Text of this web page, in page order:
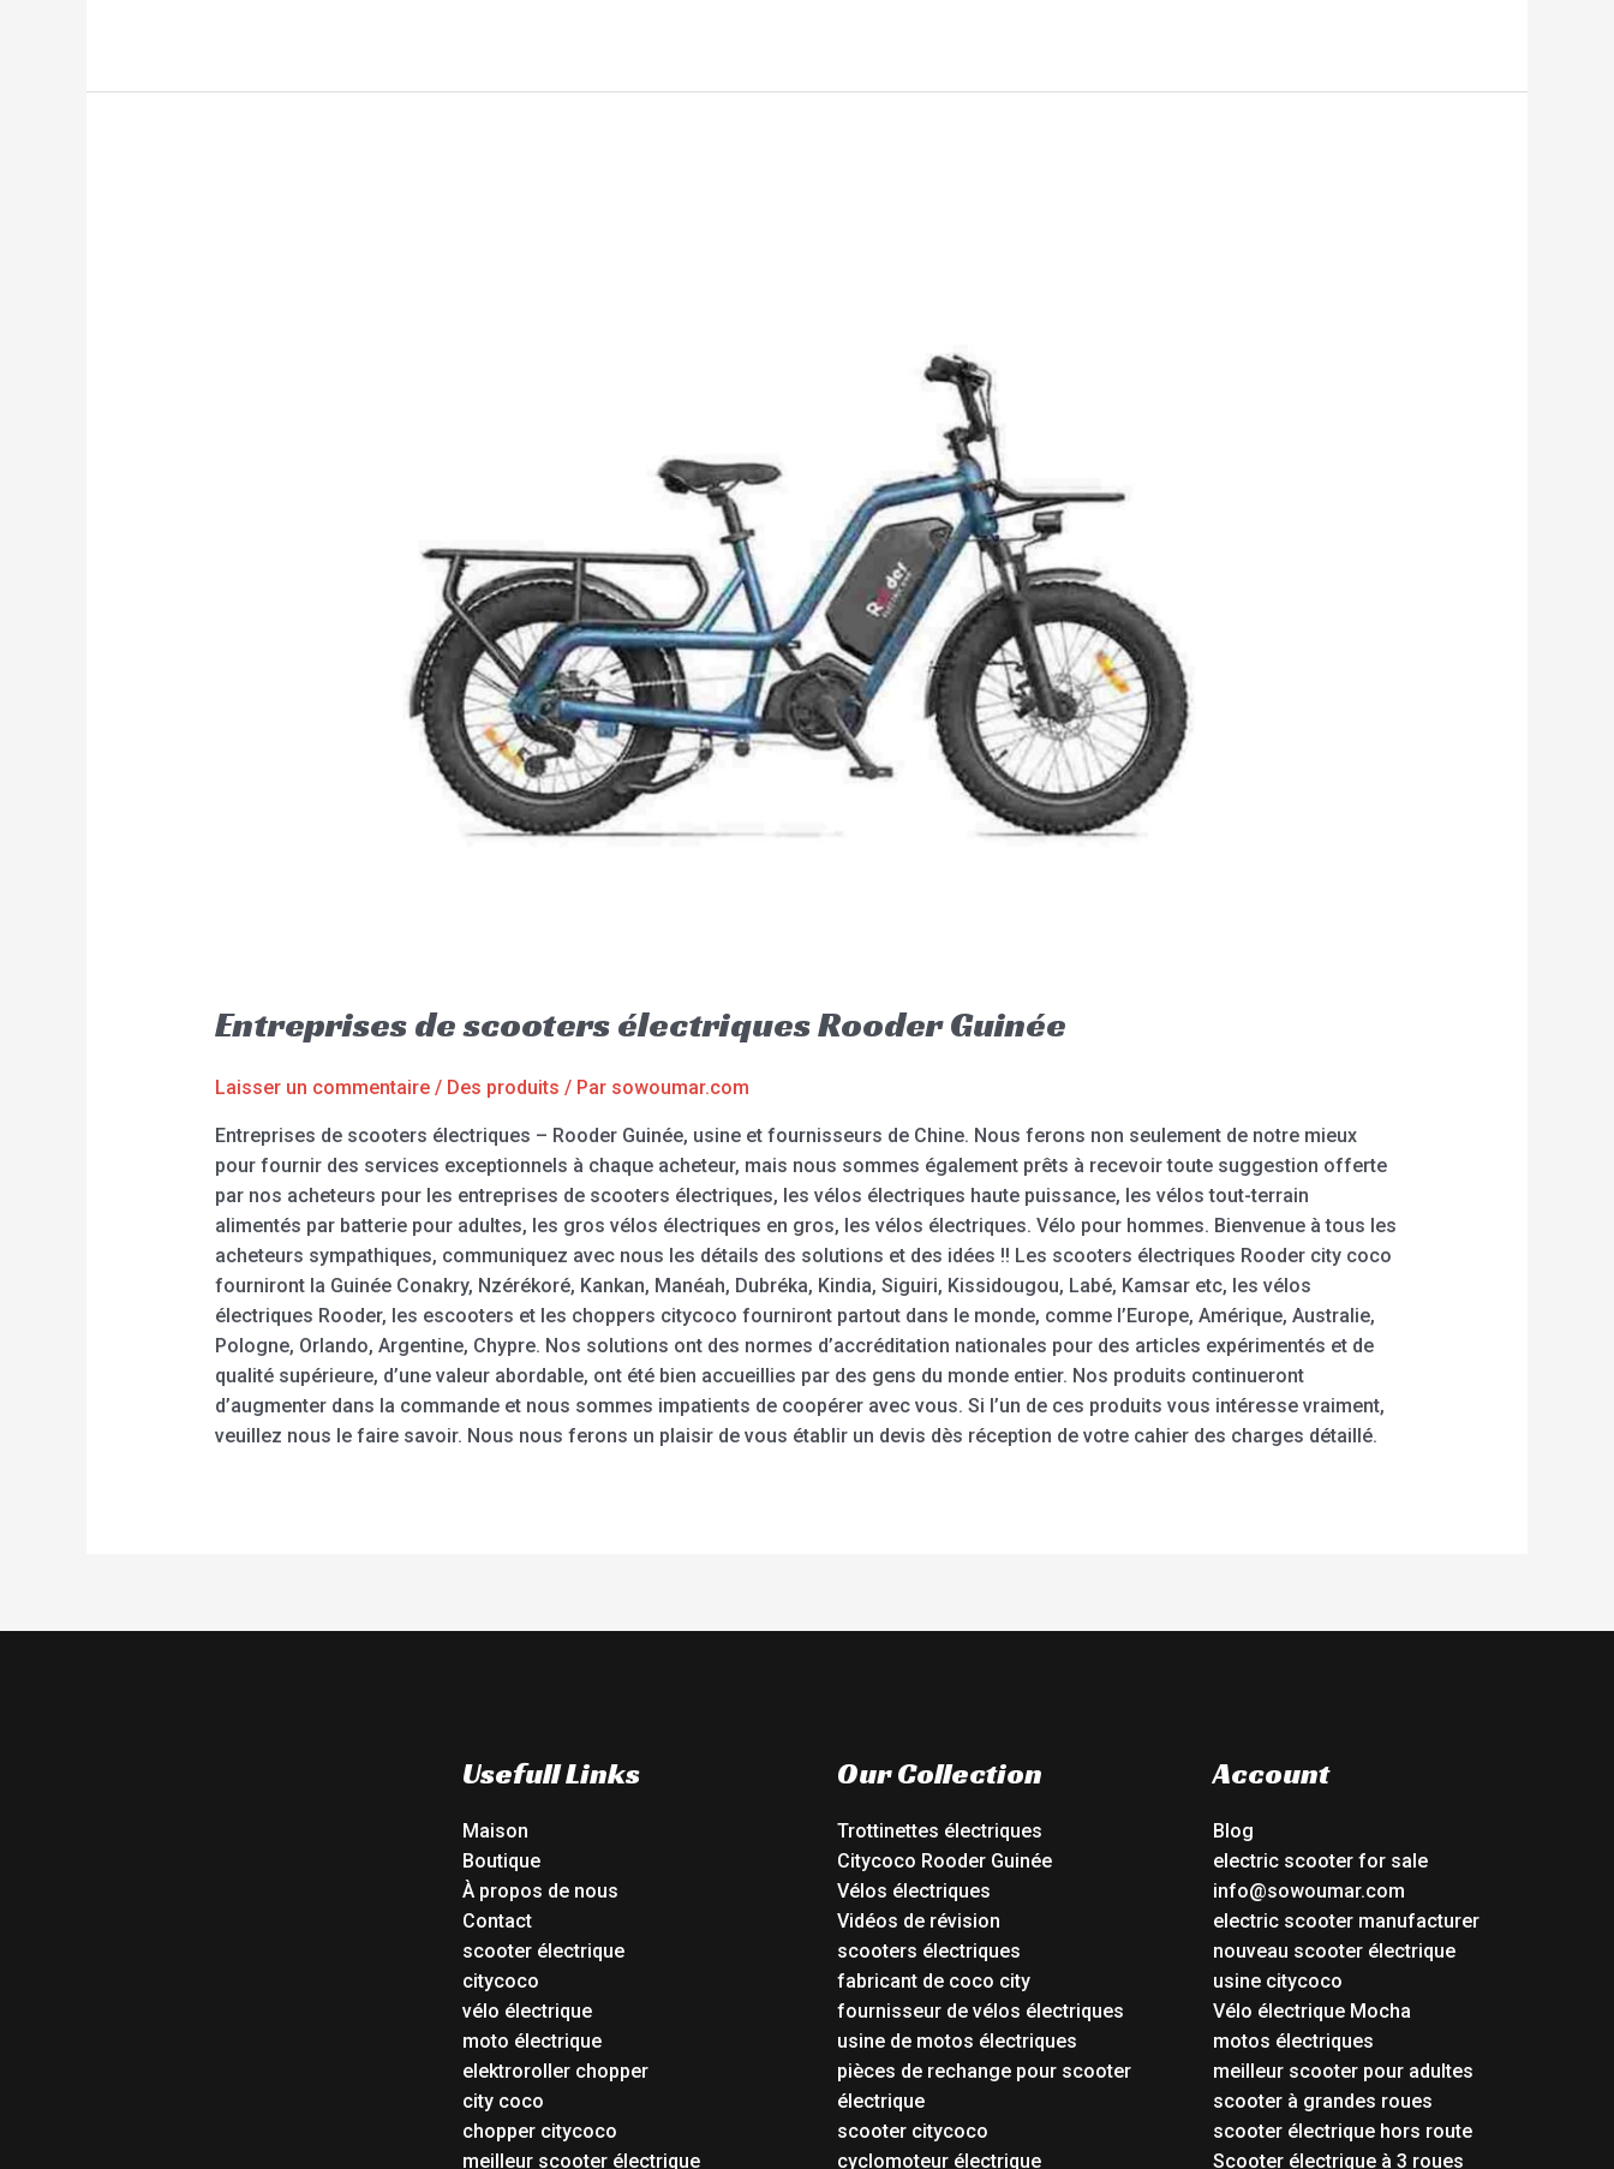
Entreprises de scooters électriques Rooder Guinée
Laisser un commentaire / Des produits / Par sowoumar.com
Entreprises de scooters électriques – Rooder Guinée, usine et fournisseurs de Chine. Nous ferons non seulement de notre mieux
pour fournir des services exceptionnels à chaque acheteur, mais nous sommes également prêts à recevoir toute suggestion offerte
par nos acheteurs pour les entreprises de scooters électriques, les vélos électriques haute puissance, les vélos tout-terrain
alimentés par batterie pour adultes, les gros vélos électriques en gros, les vélos électriques. Vélo pour hommes. Bienvenue à tous les
acheteurs sympathiques, communiquez avec nous les détails des solutions et des idées !! Les scooters électriques Rooder city coco
fourniront la Guinée Conakry, Nzérékoré, Kankan, Manéah, Dubréka, Kindia, Siguiri, Kissidougou, Labé, Kamsar etc, les vélos
électriques Rooder, les escooters et les choppers citycoco fourniront partout dans le monde, comme l’Europe, Amérique, Australie,
Pologne, Orlando, Argentine, Chypre. Nos solutions ont des normes d’accréditation nationales pour des articles expérimentés et de
qualité supérieure, d’une valeur abordable, ont été bien accueillies par des gens du monde entier. Nos produits continueront
d’augmenter dans la commande et nous sommes impatients de coopérer avec vous. Si l’un de ces produits vous intéresse vraiment,
veuillez nous le faire savoir. Nous nous ferons un plaisir de vous établir un devis dès réception de votre cahier des charges détaillé.
Usefull Links
Maison
Boutique
À propos de nous
Contact
scooter électrique
citycoco
vélo électrique
moto électrique
elektroroller chopper
city coco
chopper citycoco
meilleur scooter électrique
Our Collection
Trottinettes électriques
Citycoco Rooder Guinée
Vélos électriques
Vidéos de révision
scooters électriques
fabricant de coco city
fournisseur de vélos électriques
usine de motos électriques
pièces de rechange pour scooter
électrique
scooter citycoco
cyclomoteur électrique
Account
Blog
electric scooter for sale
info@sowoumar.com
electric scooter manufacturer
nouveau scooter électrique
usine citycoco
Vélo électrique Mocha
motos électriques
meilleur scooter pour adultes
scooter à grandes roues
scooter électrique hors route
Scooter électrique à 3 roues